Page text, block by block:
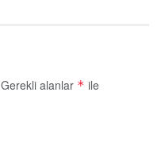
Gerekli alanlar * ile